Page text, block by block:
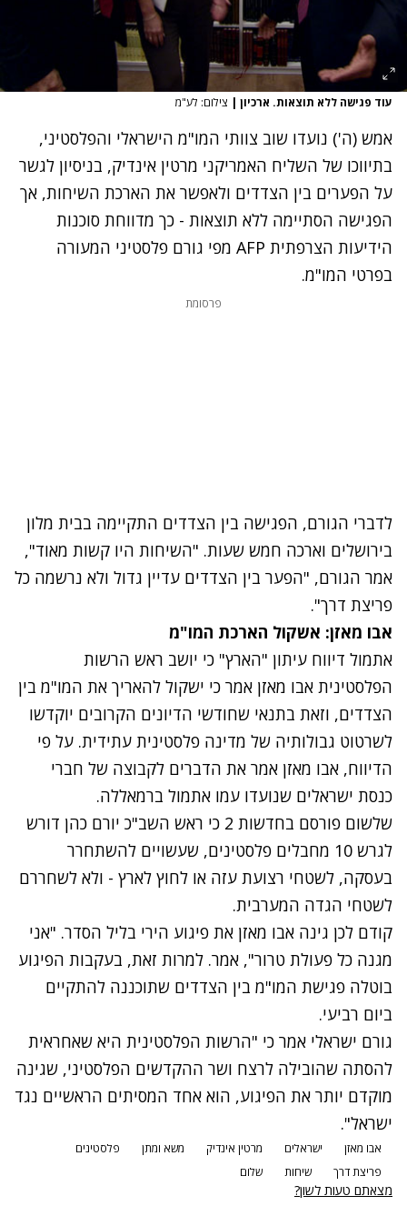
עוד פגישה ללא תוצאות. ארכיון | צילום: לע"מ
אמש (ה') נועדו שוב צוותי המו"מ הישראלי והפלסטיני,
בתיווכו של השליח האמריקני מרטין אינדיק, בניסיון לגשר
על הפערים בין הצדדים ולאפשר את הארכת השיחות, אך
הפגישה הסתיימה ללא תוצאות - כך מדווחת סוכנות
הידיעות הצרפתית AFP מפי גורם פלסטיני המעורה
בפרטי המו"מ.
פרסומת
לדברי הגורם, הפגישה בין הצדדים התקיימה בבית מלון
בירושלים וארכה חמש שעות. "השיחות היו קשות מאוד",
אמר הגורם, "הפער בין הצדדים עדיין גדול ולא נרשמה כל
פריצת דרך".
אבו מאזן: אשקול הארכת המו"מ
אתמול דיווח עיתון "הארץ" כי יושב ראש הרשות
הפלסטינית אבו מאזן אמר כי ישקול להאריך את המו"מ בין
הצדדים, וזאת בתנאי שחודשי הדיונים הקרובים יוקדשו
לשרטוט גבולותיה של מדינה פלסטינית עתידית. על פי
הדיווח, אבו מאזן אמר את הדברים לקבוצה של חברי
כנסת ישראלים שנועדו עמו אתמול ברמאללה.
שלשום פורסם בחדשות 2 כי ראש השב"כ יורם כהן
דורש
לגרש 10 מחבלים פלסטינים
, שעשויים להשתחרר
בעסקה, לשטחי רצועת עזה או לחוץ לארץ - ולא לשחררם
לשטחי הגדה המערבית.
קודם לכן גינה אבו מאזן את פיגוע הירי בליל הסדר. "אני
מגנה כל פעולת טרור", אמר. למרות זאת, בעקבות הפיגוע
בוטלה פגישת המו"מ בין הצדדים שתוכננה להתקיים
ביום רביעי.
גורם ישראלי אמר כי "הרשות הפלסטינית היא שאחראית
להסתה שהובילה לרצח ושר ההקדשים הפלסטיני, שגינה
מוקדם יותר את הפיגוע, הוא אחד המסיתים הראשיים נגד
ישראל".
אבו מאזן ישראלים מרטין אינדיק משא ומתן
פלסטינים
פריצת דרך
שיחות שלום
מצאתם טעות לשון?